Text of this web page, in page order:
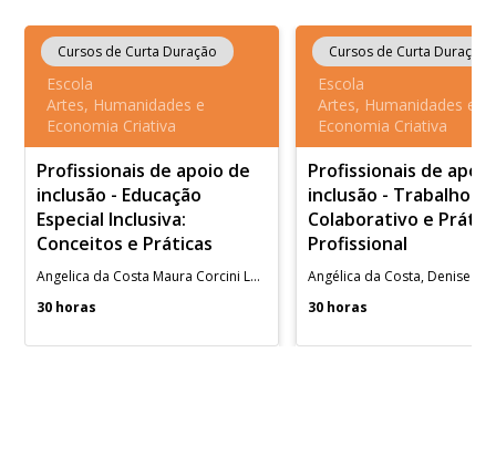
Cursos de Curta Duração
Escola
Artes, Humanidades e
Economia Criativa
Profissionais de apoio de
inclusão - Educação
Especial Inclusiva:
Conceitos e Práticas
Angelica da Costa Maura Corcini Lopes
30 horas
Cursos de Curta Duração
Escola
Artes, Humanidades e
Economia Criativa
Profissionais de
inclusão - Trabalho
Colaborativo e
Profissional
30 horas